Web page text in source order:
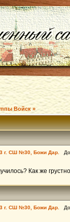
Войск »
г. СШ №30, Божи Дар.
Как же
г. СШ №30, Божи Дар.